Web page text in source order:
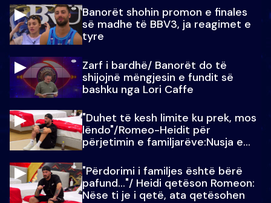
Banorët shohin promon e finales
së madhe të BBV3, ja reagimet e
tyre
Zarf i bardhë/ Banorët do të
shijojnë mëngjesin e fundit së
bashku nga Lori Caffe
"Duhet të kesh limite ku prek, mos
lëndo"/Romeo-Heidit për
përjetimin e familjarëve:Nusja e
"Përdorimi i familjes është bërë
pafund…"/ Heidi qetëson Romeon:
Nëse ti je i qetë, ata qetësohen